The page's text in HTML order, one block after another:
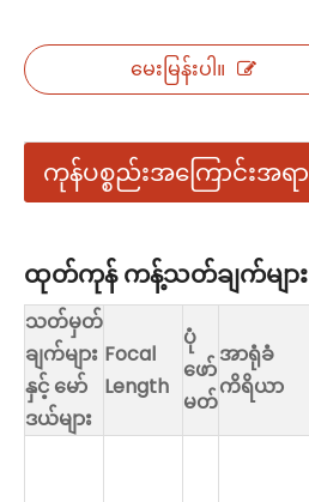
မေးမြန်းပါ။
ကုန်ပစ္စည်းအကြောင်းအရာ
ထုတ်ကုန် ကန့်သတ်ချက်များ
သတ်မှတ်
ချက်များ
နှင့် မော်
ဒယ်များ
Focal
Length
ပုံ
ဖော်
မတ်
အာရုံခံ
ကိရိယာ